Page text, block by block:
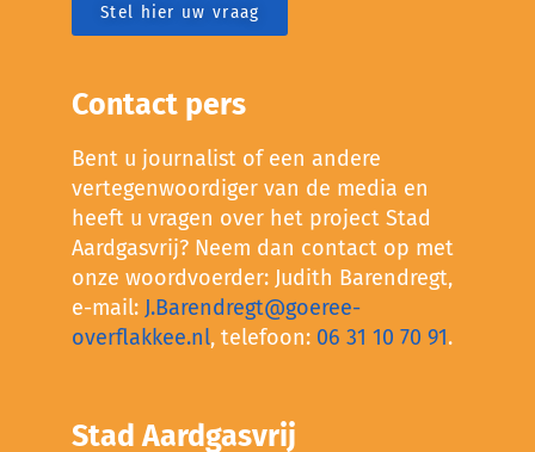
Stel hier uw vraag
Contact pers
Bent u journalist of een andere
vertegenwoordiger van de media en
heeft u vragen over het project Stad
Aardgasvrij? Neem dan contact op met
onze woordvoerder: Judith Barendregt,
e-mail: J.Barendregt@goeree-
overflakkee.nl, telefoon: 06 31 10 70 91.
Stad Aardgasvrij